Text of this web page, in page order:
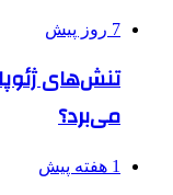
7 روز پیش
تنش‌های
می‌برد؟
1 هفته پیش